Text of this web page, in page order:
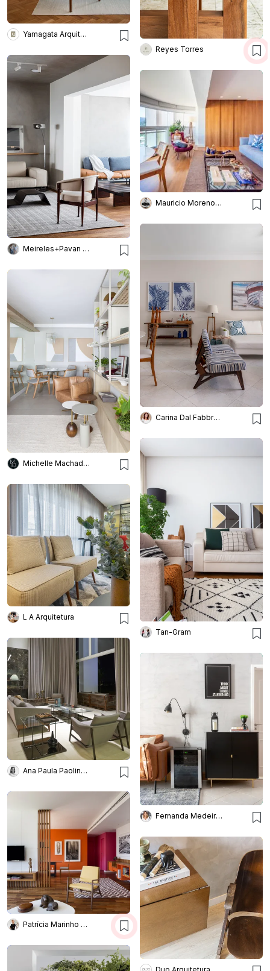
Yamagata Arquitetura
Reyes Torres
Meireles+Pavan Arquitetura
Mauricio Moreno Fotografia
Carina Dal Fabbro Arquitetura
Michelle Machado Arquitetura
Tan-Gram
L A Arquitetura
Ana Paula Paolinelli
Fernanda Medeiros Arquitetura
Patrícia Marinho Arquitetura